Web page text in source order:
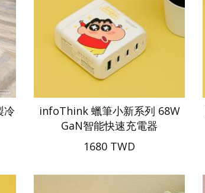
冷
infoThink 蠟筆小新系列 68W
GaN智能快速充電器
1680 TWD